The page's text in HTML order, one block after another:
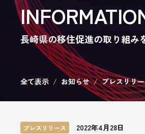
長崎県の移住促進の取り組み
全て表示 お知らせ プレスリリ
プレスリリース
2022年4月28日